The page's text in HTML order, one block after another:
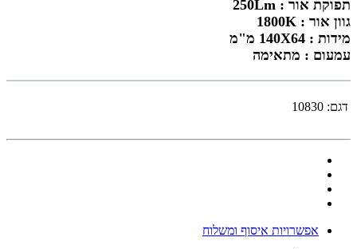
תפוקת אור : 250Lm
גוון אור : 1800K
מידות : 140X64 מ"מ
עמעום : מתאימה
דגם: 10830
אפשרויות איסוף ומשלוח